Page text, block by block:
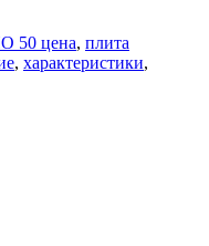
цена, плита
, характеристики,